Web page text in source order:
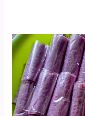
Kehadiran
Kader
Pekka
Kelompok
Anggrek